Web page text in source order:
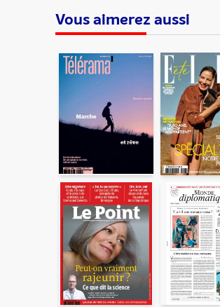
ENVOYER
En partageant du contenu, vous acceptez
informations soient traitées par ADLPartner
Dékuple), responsable de traitement, pour
votre demande de recommandation auprès
Vous certifiez également ne pas envoyer
Votre adresse email et celle de votre ami ne
pour cet envoi à la suite duquel elles seront
automatiquement supprimées. Pour en savoir
notre rubrique "Données personnelles".
Vous aimerez aussi